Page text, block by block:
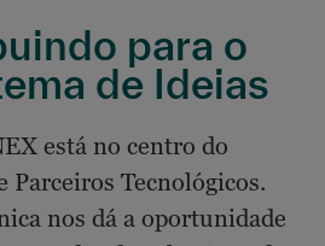
para o
de Ideias
está no centro do
Parceiros Tecnológicos.
nos dá a oportunidade